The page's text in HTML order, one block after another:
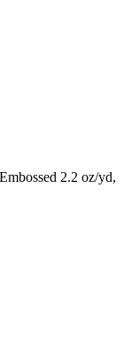
2.2 oz/yd,